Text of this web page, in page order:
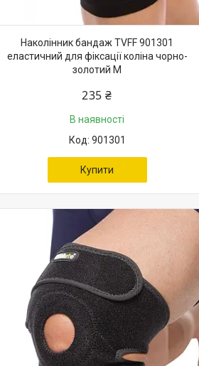
Наколінник бандаж TVFF 901301
еластичний для фіксації коліна чорно-
золотий M
235 ₴
В наявності
901301
Купити